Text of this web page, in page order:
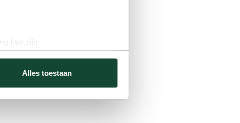
kan zijn
Alles toestaan